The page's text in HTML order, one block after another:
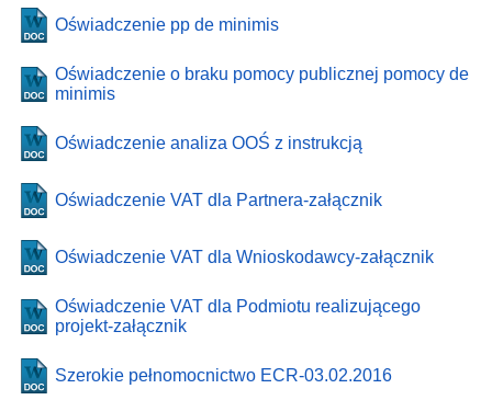
Oświadczenie pp de minimis
Oświadczenie o braku pomocy publicznej pomocy de
minimis
Oświadczenie analiza OOŚ z instrukcją
Oświadczenie VAT dla Partnera-załącznik
Oświadczenie VAT dla Wnioskodawcy-załącznik
Oświadczenie VAT dla Podmiotu realizującego
projekt-załącznik
Szerokie pełnomocnictwo ECR-03.02.2016